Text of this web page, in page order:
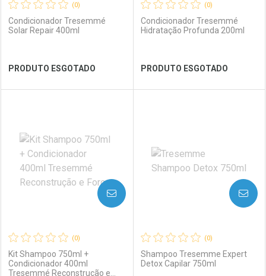
Ver Desconto Convênio Ver Desconto Convênio
(0)
Condicionador Tresemmé
Solar Repair 400ml
PRODUTO ESGOTADO
Laboratório
Por Menos
(0)
Condicionador Tresemmé
Hidratação Profunda 200ml
PRODUTO ESGOTADO
(0)
Kit Shampoo 750ml +
Condicionador 400ml
Tresemmé Reconstrução e
AVISE-ME
(0)
Shampoo Tresemme Expert
Detox Capilar 750ml
AVISE-ME